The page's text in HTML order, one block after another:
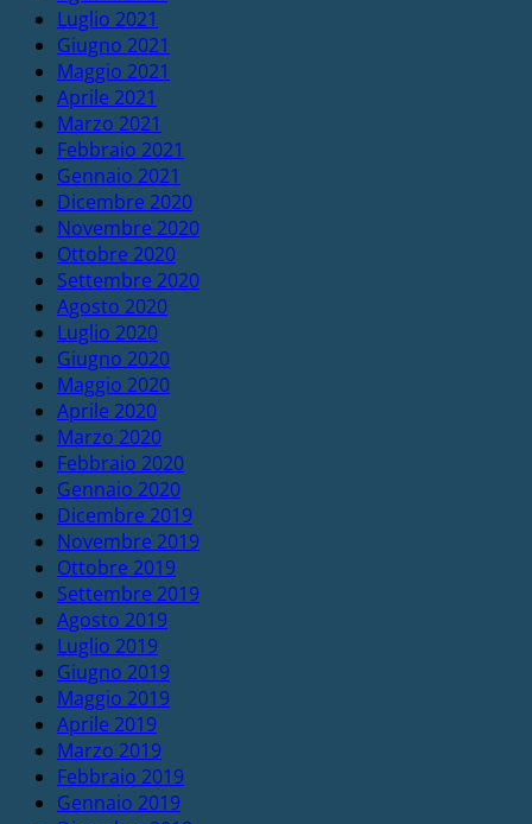
Luglio 2021
Giugno 2021
Maggio 2021
Aprile 2021
Marzo 2021
Febbraio 2021
Gennaio 2021
Dicembre 2020
Novembre 2020
Ottobre 2020
Settembre 2020
Agosto 2020
Luglio 2020
Giugno 2020
Maggio 2020
Aprile 2020
Marzo 2020
Febbraio 2020
Gennaio 2020
Dicembre 2019
Novembre 2019
Ottobre 2019
Settembre 2019
Agosto 2019
Luglio 2019
Giugno 2019
Maggio 2019
Aprile 2019
Marzo 2019
Febbraio 2019
Gennaio 2019